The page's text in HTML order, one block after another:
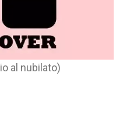
al nubilato)